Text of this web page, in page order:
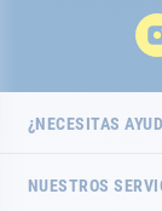
¿NECESITAS
NUESTROS